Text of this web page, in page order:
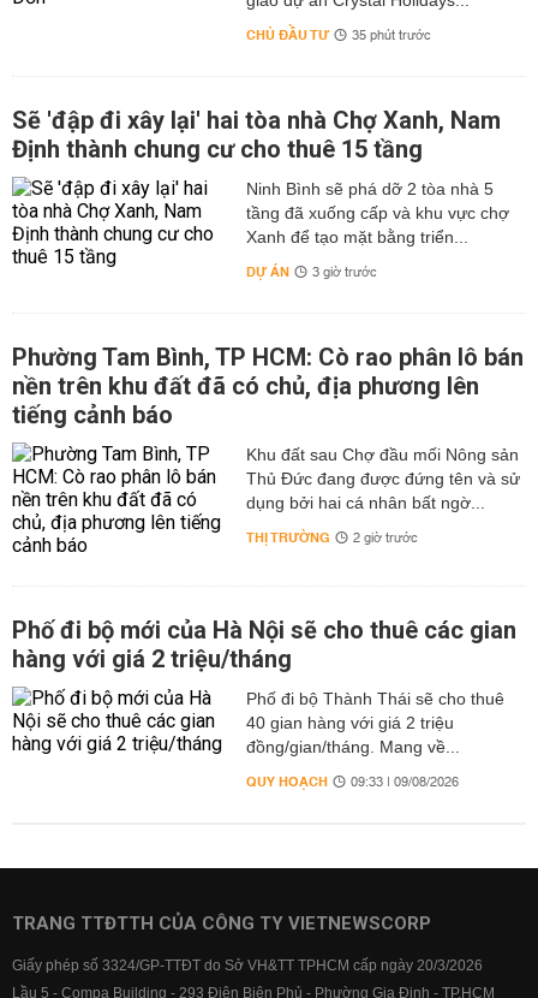
CHỦ ĐẦU TƯ 35 phút trước
Sẽ 'đập đi xây lại' hai tòa nhà Chợ Xanh, Nam
Định thành chung cư cho thuê 15 tầng
Ninh Bình sẽ phá dỡ 2 tòa nhà 5
tầng đã xuống cấp và khu vực chợ
Xanh để tạo mặt bằng triển...
DỰ ÁN 3 giờ trước
Phường Tam Bình, TP HCM: Cò rao phân lô bán
nền trên khu đất đã có chủ, địa phương lên
tiếng cảnh báo
Khu đất sau Chợ đầu mối Nông sản
Thủ Đức đang được đứng tên và sử
dụng bởi hai cá nhân bất ngờ...
THỊ TRƯỜNG 2 giờ trước
Phố đi bộ mới của Hà Nội sẽ cho thuê các gian
hàng với giá 2 triệu/tháng
Phố đi bộ Thành Thái sẽ cho thuê
40 gian hàng với giá 2 triệu
đồng/gian/tháng. Mang về...
QUY HOẠCH 09:33 | 09/08/2026
TRANG TTĐTTH CỦA CÔNG TY VIETNEWSCORP
Giấy phép số 3324/GP-TTĐT do Sở VH&TT TPHCM cấp ngày 20/3/2026
Lầu 5 - Compa Building - 293 Điện Biên Phủ - Phường Gia Định - TP.HCM